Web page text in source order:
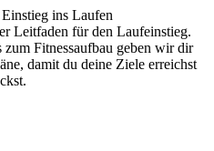
ins Laufen
Leitfaden für den Laufeinstieg.
Fitnessaufbau geben wir dir
damit du deine Ziele erreichst